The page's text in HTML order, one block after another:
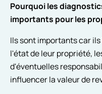
Pourquoi les
importants pour les
Ils sont importants car
l'état de leur propriété,
d'éventuelles
influencer la valeur de